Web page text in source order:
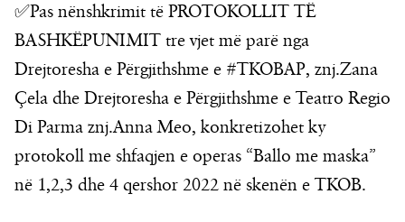
✅️Pas nënshkrimit të PROTOKOLLIT TË
BASHKËPUNIMIT tre vjet më parë nga
Drejtoresha e Përgjithshme e #TKOBAP, znj.Zana
Çela dhe Drejtoresha e Përgjithshme e Teatro Regio
Di Parma znj.Anna Meo, konkretizohet ky
protokoll me shfaqjen e operas “Ballo me maska”
në 1,2,3 dhe 4 qershor 2022 në skenën e TKOB.